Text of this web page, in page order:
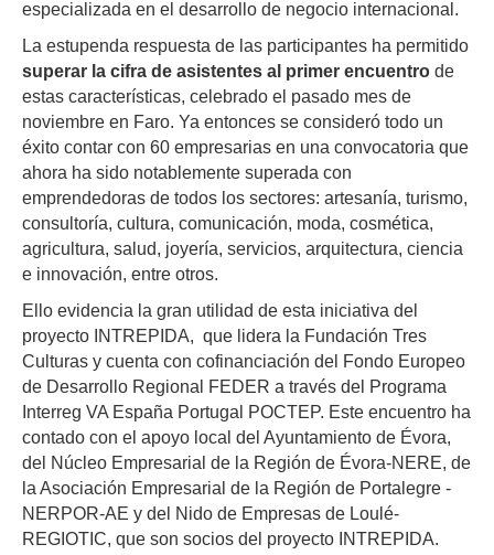
especializada en el desarrollo de negocio internacional.
La estupenda respuesta de las participantes ha permitido
superar la cifra de asistentes al primer encuentro de
estas características, celebrado el pasado mes de
noviembre en Faro. Ya entonces se consideró todo un
éxito contar con 60 empresarias en una convocatoria que
ahora ha sido notablemente superada con
emprendedoras de todos los sectores: artesanía, turismo,
consultoría, cultura, comunicación, moda, cosmética,
agricultura, salud, joyería, servicios, arquitectura, ciencia
e innovación, entre otros.
Ello evidencia la gran utilidad de esta iniciativa del
proyecto INTREPIDA, que lidera la Fundación Tres
Culturas y cuenta con cofinanciación del Fondo Europeo
de Desarrollo Regional FEDER a través del Programa
Interreg VA España Portugal POCTEP. Este encuentro ha
contado con el apoyo local del Ayuntamiento de Évora,
del Núcleo Empresarial de la Región de Évora-NERE, de
la Asociación Empresarial de la Región de Portalegre -
NERPOR-AE y del Nido de Empresas de Loulé-
REGIOTIC, que son socios del proyecto INTREPIDA.